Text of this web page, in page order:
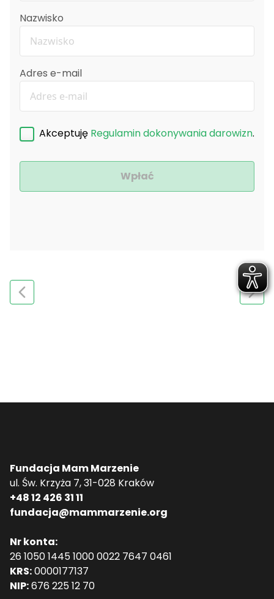
Nazwisko
Adres e-mail
Akceptuję Regulamin dokonywania darowizn.
Wpłać
Fundacja Mam Marzenie
ul. Św. Krzyża 7, 31-028 Kraków
+48 12 426 31 11
fundacja@mammarzenie.org
Nr konta:
26 1050 1445 1000 0022 7647 0461
KRS:0000177137
NIP:676 225 12 70